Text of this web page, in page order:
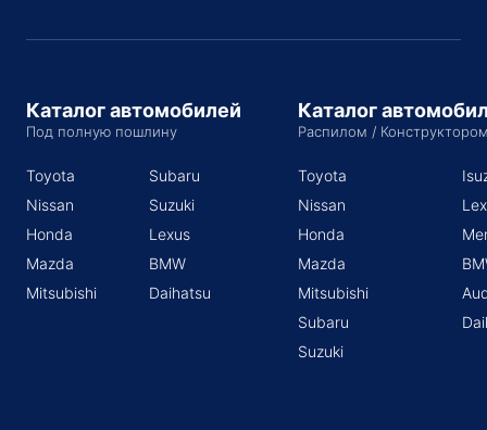
Каталог автомобилей
Под полную пошлину
Toyota
Nissan
Honda
Mazda
Mitsubishi
Subaru
Suzuki
Lexus
BMW
Daihatsu
Каталог
Распилом /
Toyota
Nissan
Honda
Mazda
Mitsubishi
Subaru
Suzuki